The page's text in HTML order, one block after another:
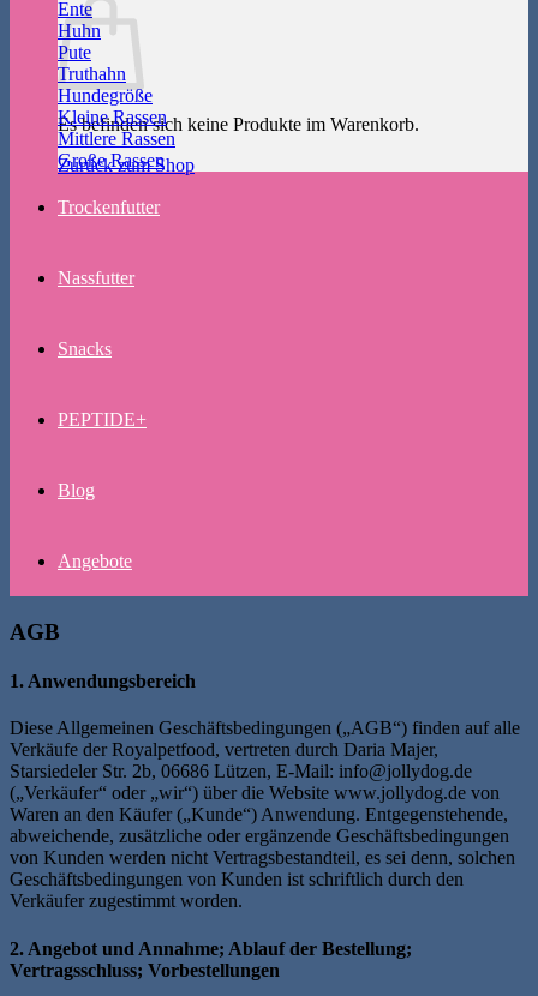
Es befinden sich keine Produkte im Warenkorb.
Zurück zum Shop
Ente
Huhn
Pute
Truthahn
Hundegröße
Kleine Rassen
Mittlere Rassen
Große Rassen
Trockenfutter
Nassfutter
Snacks
PEPTIDE+
Blog
Angebote
AGB
1. Anwendungsbereich
Diese Allgemeinen Geschäftsbedingungen („AGB“) finden auf alle
Verkäufe der Royalpetfood, vertreten durch Daria Majer,
Starsiedeler Str. 2b, 06686 Lützen, E-Mail: info@jollydog.de
(„Verkäufer“ oder „wir“) über die Website www.jollydog.de von
Waren an den Käufer („Kunde“) Anwendung. Entgegenstehende,
abweichende, zusätzliche oder ergänzende Geschäftsbedingungen
von Kunden werden nicht Vertragsbestandteil, es sei denn, solchen
Geschäftsbedingungen von Kunden ist schriftlich durch den
Verkäufer zugestimmt worden.
2. Angebot und Annahme; Ablauf der Bestellung;
Vertragsschluss; Vorbestellungen